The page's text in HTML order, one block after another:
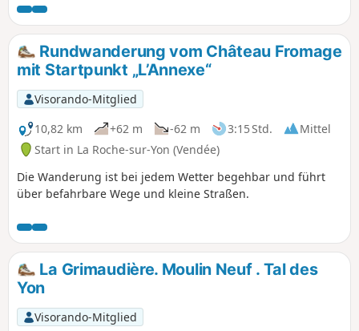
nach der Brücke bei Bertheliére und die
Furt am Ruisseau des Coux. Siehe
Praktische Informationen.
Rundwanderung vom Château Fromage
mit Startpunkt „L’Annexe“
Visorando-Mitglied
10,82 km
+62 m -62 m 3:15 Std.
Mittel
Start in La Roche-sur-Yon (Vendée)
Die Wanderung ist bei jedem Wetter begehbar und führt
über befahrbare Wege und kleine Straßen.
La Grimaudière. Moulin Neuf . Tal des
Yon
Visorando-Mitglied